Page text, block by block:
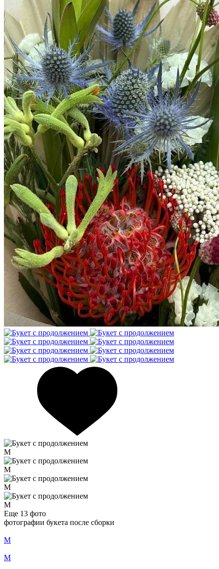
M
M
M
M
Еще 13 фото
фотографии букета после сборки
M
M